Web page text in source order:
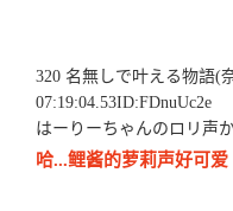
320 名無しで叶える物語(
07:19:04.53ID:FDnuUc2e
はーりーちゃんのロリ声
哈...鲤酱的萝莉声好可爱